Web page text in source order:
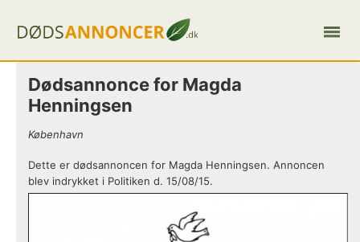
Dødsannonce for Magda
Henningsen
København
Dette er dødsannoncen for Magda Henningsen. Annoncen
blev indrykket i Politiken d. 15/08/15.